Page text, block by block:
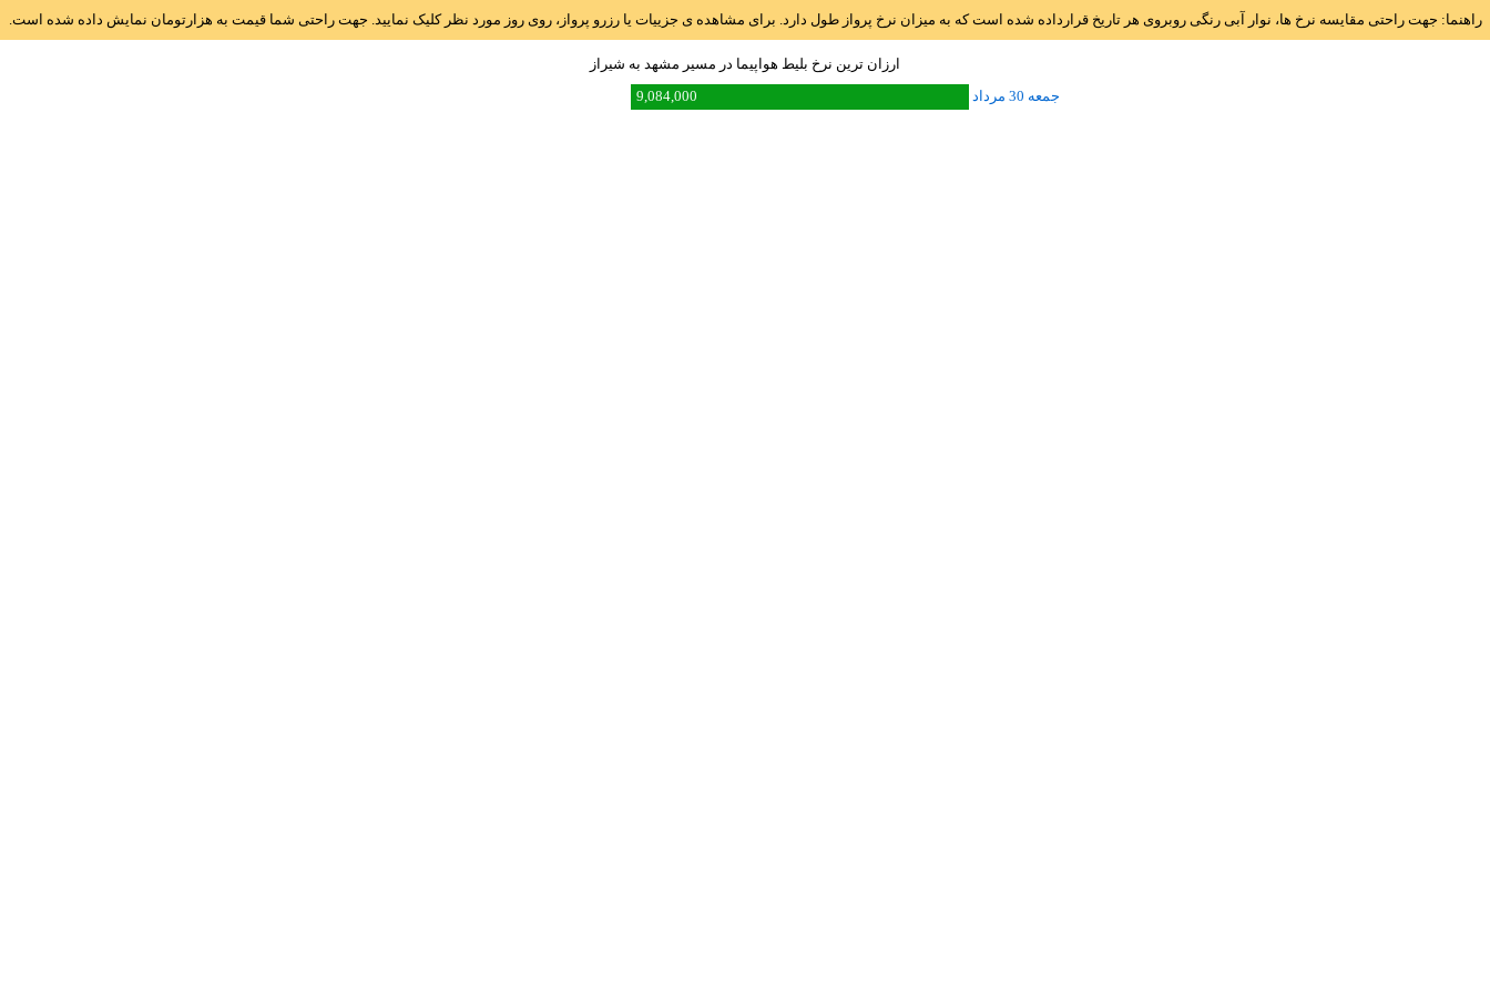
راهنما: جهت راحتی مقایسه نرخ ها، نوار آبی رنگی روبروی هر تاریخ قرارداده شده است که به میزان نرخ پرواز طول دارد. برای مشاهده ی جزییات یا رزرو پرواز، روی روز مورد نظر کلیک نمایید. جهت راحتی شما قیمت به هزارتومان نمایش داده شده است.
ارزان ترین نرخ بلیط هواپیما در مسیر مشهد به شيراز
جمعه 30 مرداد
9,084,000